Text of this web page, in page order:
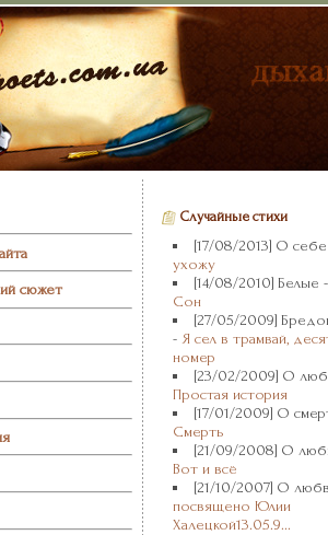
сюжет
Случайные стихи
[17/08/2013] О
ухожу
[14/08/2010] Белые -
Сон
[27/05/2009]
- Я сел в трамвай,
номер
[23/02/2009] О
Простая история
[17/01/2009] О
Смерть
[21/09/2008] О
Вот и всё
[21/10/2007] О
посвящено Юлии
Халецкой13.05.9...